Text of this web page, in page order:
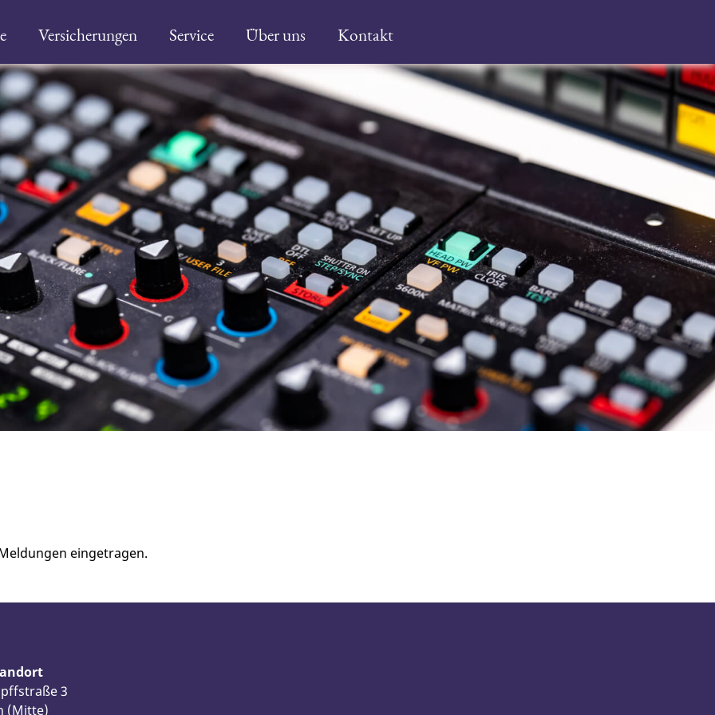
Versicherungen Service Über uns Kontakt
eingetragen.
3
(Mitte)